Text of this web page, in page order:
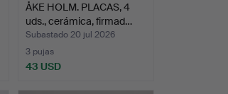
ÅKE HOLM. PLACAS, 4
uds., cerámica, firmad…
Subastado 20 jul 2026
3 pujas
43 USD